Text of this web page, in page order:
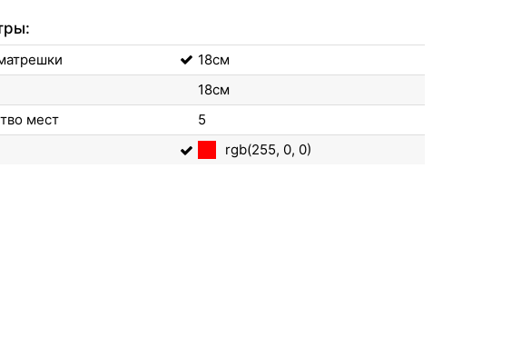
18см
18см
мест
5
rgb(255, 0, 0)